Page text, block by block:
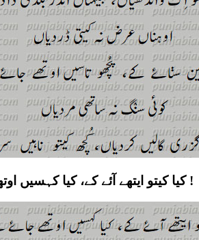
کیا کیتو ایتھے آئے کے، کیا کہسیں اوتھے جائے کے !